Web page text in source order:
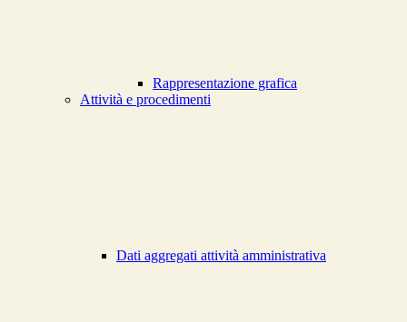
Rappresentazione grafica
Attività e procedimenti
Dati aggregati attività amministrativa